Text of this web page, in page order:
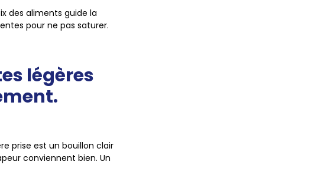
des aliments guide la
pour ne pas saturer.
légères
prise est un bouillon clair
conviennent bien. Un